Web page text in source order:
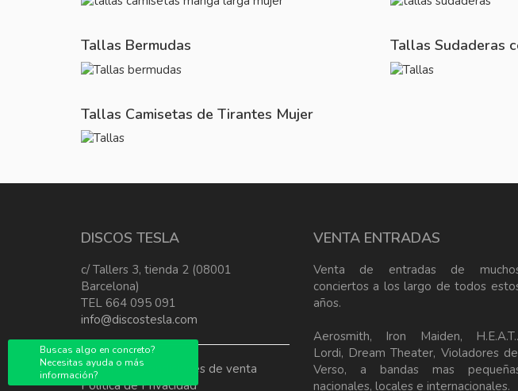
Buscas algo en concreto?
Necesitas ayuda o más
información?
Tallas Bermudas Tallas Sudaderas
Tallas Camisetas de Tirantes Mujer
DISCOS TESLA
c/ Tallers 3, tienda 2 (08001
Barcelona)
TEL 664 095 091
info@discostesla.com
Terminos y condiciones de venta
Política de Privacidad
VENTA ENTRADAS
Venta de entradas de
conciertos a los largo de todos
años.
Aerosmith, Iron Maiden,
Lordi, Dream Theater, Violadores
Verso, a bandas mas
nacionales, locales e internacionales.